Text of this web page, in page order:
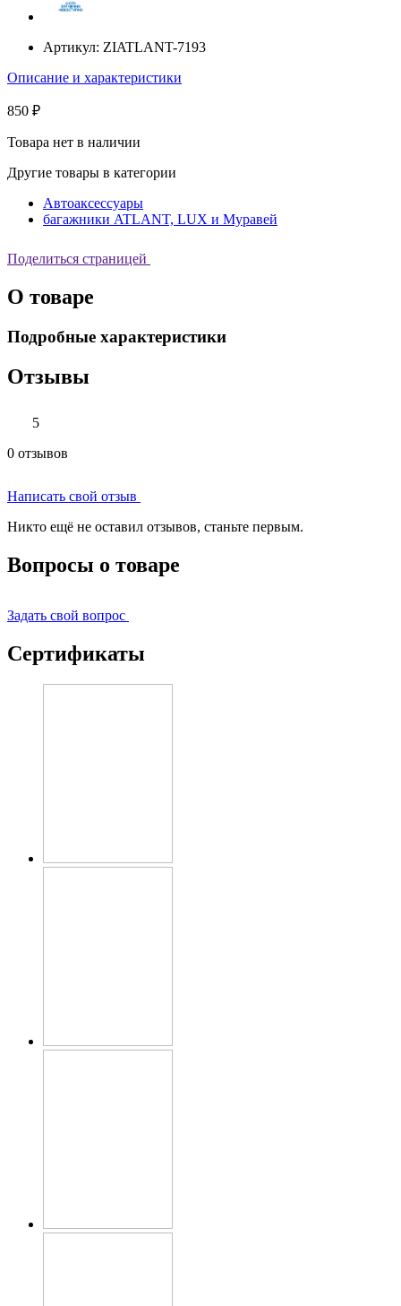
Артикул: ZIATLANT-7193
Описание и характеристики
850 ₽
Товара нет в наличии
Другие товары в категории
Автоаксессуары
багажники ATLANT, LUX и Муравей
Поделиться страницей
О товаре
Подробные характеристики
Отзывы
5
0 отзывов
Написать свой отзыв
Никто ещё не оставил отзывов, станьте первым.
Вопросы о товаре
Задать свой вопрос
Сертификаты